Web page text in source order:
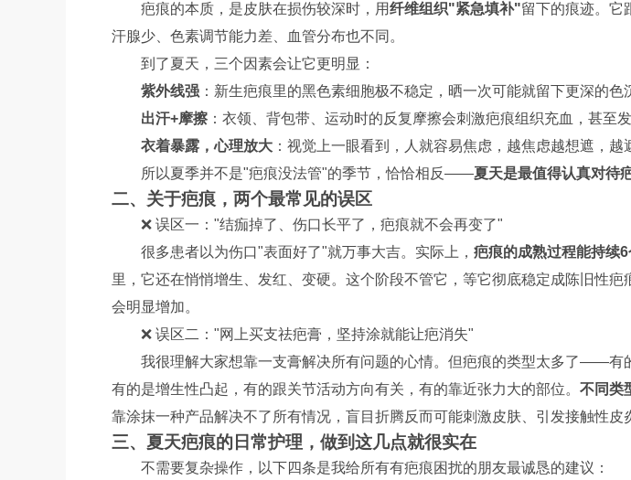
疤痕的本质，是皮肤在损伤较深时，用纤维组织"紧急填补"留下的痕迹。
汗腺少、色素调节能力差、血管分布也不同。
到了夏天，三个因素会让它更明显：
紫外线强 ：新生疤痕里的黑色素细胞极不稳定，晒一次可能就留下更深的色
出汗+摩擦 ：衣领、背包带、运动时的反复摩擦会刺激疤痕组织充血，甚至发
衣着暴露，心理放大 ：视觉上一眼看到，人就容易焦虑，越焦虑越想遮，越
所以夏季并不是"疤痕没法管"的季节，恰恰相反——夏天是最值得认真对待
二、关于疤痕，两个最常见的误区
❌ 误区一："结痂掉了、伤口长平了，疤痕就不会再变了"
很多患者以为伤口"表面好了"就万事大吉。实际上， 疤痕的成熟过程能持续6
里，它还在悄悄增生、发红、变硬。这个阶段不管它，等它彻底稳定成陈旧性疤
会明显增加。
❌ 误区二："网上买支祛疤膏，坚持涂就能让疤消失"
我很理解大家想靠一支膏解决所有问题的心情。但疤痕的类型太多了——有
有的是增生性凸起，有的跟关节活动方向有关，有的靠近张力大的部位。 不同类
靠涂抹一种产品解决不了所有情况，盲目折腾反而可能刺激皮肤、引发接触性皮
三、夏天疤痕的日常护理，做到这几点就很实在
不需要复杂操作，以下四条是我给所有有疤痕困扰的朋友最诚恳的建议：